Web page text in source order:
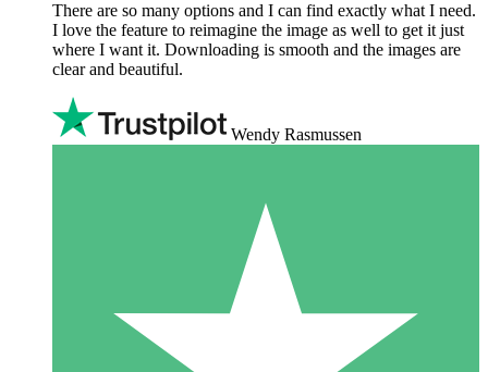
There are so many options and I can find exactly what I need.
I love the feature to reimagine the image as well to get it just
where I want it. Downloading is smooth and the images are
clear and beautiful.
Wendy Rasmussen